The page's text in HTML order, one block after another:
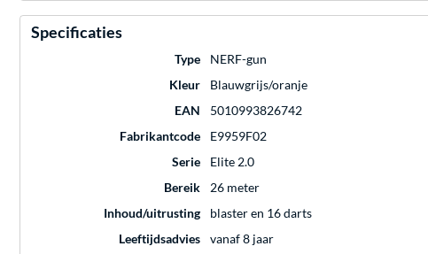
Specificaties
Type
NERF-gun
Kleur
Blauwgrijs/oranje
EAN
5010993826742
Fabrikantcode
E9959F02
Serie
Elite 2.0
Bereik
26 meter
Inhoud/uitrusting
blaster en 16 darts
Leeftijdsadvies
vanaf 8 jaar